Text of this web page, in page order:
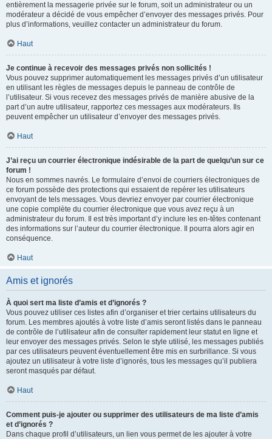
entièrement la messagerie privée sur le forum, soit un administrateur ou un
modérateur a décidé de vous empêcher d’envoyer des messages privés. Pour
plus d’informations, veuillez contacter un administrateur du forum.
Haut
Je continue à recevoir des messages privés non sollicités !
Vous pouvez supprimer automatiquement les messages privés d’un utilisateur
en utilisant les règles de messages depuis le panneau de contrôle de
l’utilisateur. Si vous recevez des messages privés de manière abusive de la
part d’un autre utilisateur, rapportez ces messages aux modérateurs. Ils
peuvent empêcher un utilisateur d’envoyer des messages privés.
Haut
J’ai reçu un courrier électronique indésirable de la part de quelqu’un sur ce
forum !
Nous en sommes navrés. Le formulaire d’envoi de courriers électroniques de
ce forum possède des protections qui essaient de repérer les utilisateurs
envoyant de tels messages. Vous devriez envoyer par courrier électronique
une copie complète du courrier électronique que vous avez reçu à un
administrateur du forum. Il est très important d’y inclure les en-têtes contenant
des informations sur l’auteur du courrier électronique. Il pourra alors agir en
conséquence.
Haut
Amis et ignorés
À quoi sert ma liste d’amis et d’ignorés ?
Vous pouvez utiliser ces listes afin d’organiser et trier certains utilisateurs du
forum. Les membres ajoutés à votre liste d’amis seront listés dans le panneau
de contrôle de l’utilisateur afin de consulter rapidement leur statut en ligne et
leur envoyer des messages privés. Selon le style utilisé, les messages publiés
par ces utilisateurs peuvent éventuellement être mis en surbrillance. Si vous
ajoutez un utilisateur à votre liste d’ignorés, tous les messages qu’il publiera
seront masqués par défaut.
Haut
Comment puis-je ajouter ou supprimer des utilisateurs de ma liste d’amis
et d’ignorés ?
Dans chaque profil d’utilisateurs, un lien vous permet de les ajouter à votre